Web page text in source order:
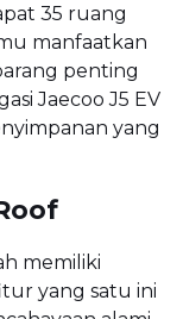
35 ruang
manfaatkan
penting
Jaecoo J5 EV
yang
memiliki
yang satu ini